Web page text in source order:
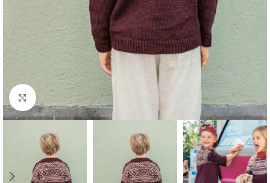
Click to enlarge